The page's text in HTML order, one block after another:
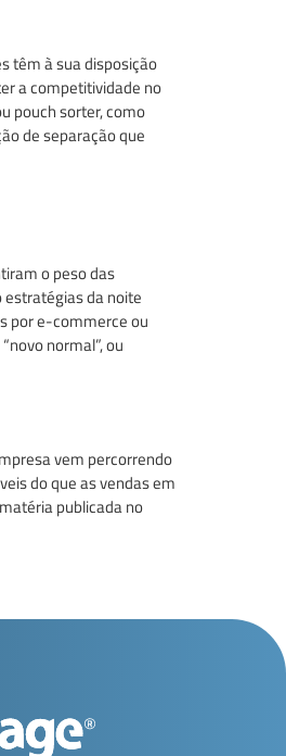
têm à sua disposição
a competitividade no
pouch sorter, como
de separação que
o peso das
estratégias da noite
por e-commerce ou
normal”, ou
vem percorrendo
do que as vendas em
publicada no